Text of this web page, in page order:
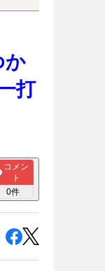
か
打
コメン
ト
0件